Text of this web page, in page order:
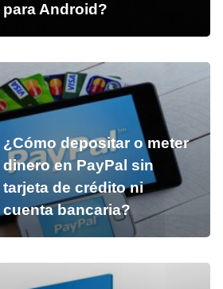
para Android?
¿Cómo depositar o meter
dinero en PayPal sin
tarjeta de crédito ni
cuenta bancaria?